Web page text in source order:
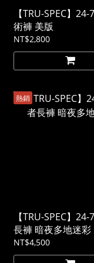
【TRU-SPEC】
術褲 美版
NT$2,800
熱銷
【TRU-SPEC】
長褲 暗夜多地迷彩
NT$4,500